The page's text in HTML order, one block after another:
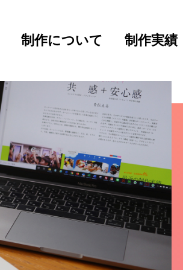
制作について 制作実績